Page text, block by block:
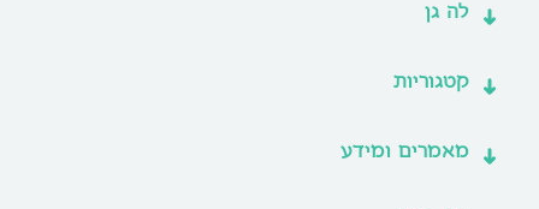
לה גן
קטגוריות
מאמרים ומידע